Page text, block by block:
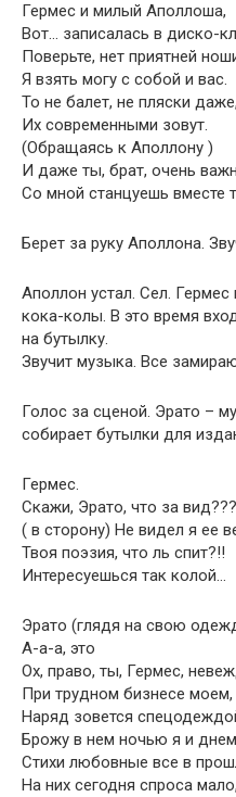
Гермес и милый Аполлоша,
Вот… записалась в диско-
Поверьте, нет приятней
Я взять могу с собой и вас.
То не балет, не пляски даже,
Их современными зовут.
(Обращаясь к Аполлону )
И даже ты, брат, очень
Со мной станцуешь вместе
Берет за руку Аполлона.
Аполлон устал. Сел. Гермес
кока-колы. В это время
на бутылку.
Звучит музыка. Все
Голос за сценой. Эрато –
собирает бутылки для
Гермес.
Скажи, Эрато, что за вид???
( в сторону) Не видел я ее
Твоя поэзия, что ль спит?!!
Интересуешься так колой…
Эрато (глядя на свою
А-а-а, это
Ох, право, ты, Гермес,
При трудном бизнесе моем,
Наряд зовется
Брожу в нем ночью я и
Стихи любовные все в
На них сегодня спроса мало,